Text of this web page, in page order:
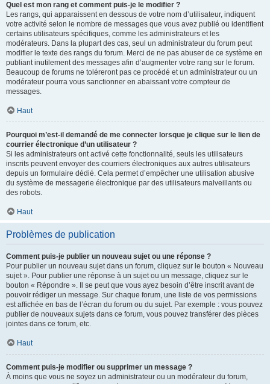
Quel est mon rang et comment puis-je le modifier ?
Les rangs, qui apparaissent en dessous de votre nom d’utilisateur, indiquent
votre activité selon le nombre de messages que vous avez publié ou identifient
certains utilisateurs spécifiques, comme les administrateurs et les
modérateurs. Dans la plupart des cas, seul un administrateur du forum peut
modifier le texte des rangs du forum. Merci de ne pas abuser de ce système en
publiant inutilement des messages afin d’augmenter votre rang sur le forum.
Beaucoup de forums ne toléreront pas ce procédé et un administrateur ou un
modérateur pourra vous sanctionner en abaissant votre compteur de
messages.
Haut
Pourquoi m’est-il demandé de me connecter lorsque je clique sur le lien de
courrier électronique d’un utilisateur ?
Si les administrateurs ont activé cette fonctionnalité, seuls les utilisateurs
inscrits peuvent envoyer des courriers électroniques aux autres utilisateurs
depuis un formulaire dédié. Cela permet d’empêcher une utilisation abusive
du système de messagerie électronique par des utilisateurs malveillants ou
des robots.
Haut
Problèmes de publication
Comment puis-je publier un nouveau sujet ou une réponse ?
Pour publier un nouveau sujet dans un forum, cliquez sur le bouton « Nouveau
sujet ». Pour publier une réponse à un sujet ou un message, cliquez sur le
bouton « Répondre ». Il se peut que vous ayez besoin d’être inscrit avant de
pouvoir rédiger un message. Sur chaque forum, une liste de vos permissions
est affichée en bas de l’écran du forum ou du sujet. Par exemple : vous pouvez
publier de nouveaux sujets dans ce forum, vous pouvez transférer des pièces
jointes dans ce forum, etc.
Haut
Comment puis-je modifier ou supprimer un message ?
À moins que vous ne soyez un administrateur ou un modérateur du forum,